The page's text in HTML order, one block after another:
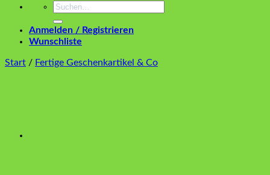
Suchen
Anmelden / Registrieren
Wunschliste
Start / Fertige Geschenkartikel & Co